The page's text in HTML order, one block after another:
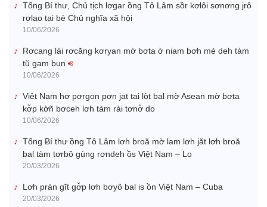
Tổng Bí thư, Chủ tịch lơgar ồng Tô Lâm sồr kơlôi sơnơng jrô
rơlao tai bè Chủ nghĩa xã hội
10/06/2026
Rơcang lài rơcăng kơryan mờ bơta ờ niam bơh mè deh tàm
tŭ gam bun
10/06/2026
Việt Nam hơ pơrgon pơn jat tai lòt bal mờ Asean mờ bơta
kơ̆p kờñ bơceh lơh tàm rài tơnơ̆ do
10/06/2026
Tổng Ƀí thư ồng Tô Lâm lơh broă mờ lam lơh jăt lơh broă
bal tàm tơrbŏ gùng rơndeh ồs Việt Nam – Lo
20/03/2026
Lơh pràn gĭt gơ̆p lơh bơyô bal is ồn Việt Nam – Cuba
20/03/2026